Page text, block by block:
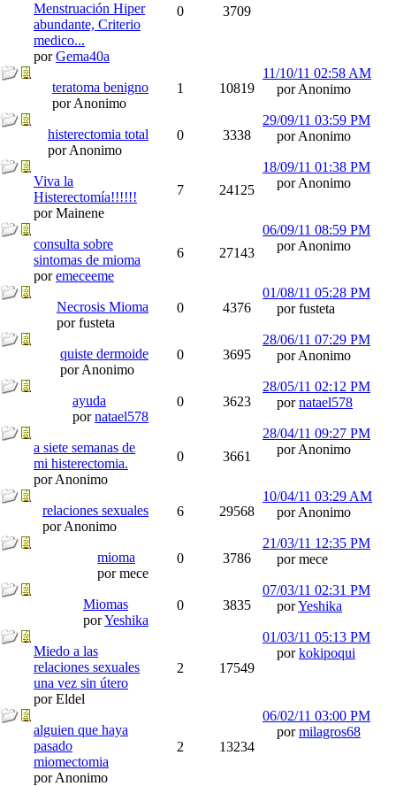
Menstruación Hiper
abundante, Criterio
medico...
porGema40a
0 3709
teratoma benigno
por Anonimo
1 10819
11/10/11 02:58 AM
por Anonimo
histerectomia total
por Anonimo
0 3338
29/09/11 03:59 PM
por Anonimo
Viva la
Histerectomía!!!!!!
por Mainene
7 24125
18/09/11 01:38 PM
por Anonimo
consulta sobre
sintomas de mioma
poremeceeme
6 27143
06/09/11 08:59 PM
por Anonimo
Necrosis Mioma
por fusteta
0 4376
01/08/11 05:28 PM
por fusteta
quiste dermoide
por Anonimo
0 3695
28/06/11 07:29 PM
por Anonimo
ayuda
pornatael578
0 3623
28/05/11 02:12 PM
pornatael578
a siete semanas de
mi histerectomia.
por Anonimo
0 3661
28/04/11 09:27 PM
por Anonimo
relaciones sexuales
por Anonimo
6 29568
10/04/11 03:29 AM
por Anonimo
mioma
por mece
0 3786
21/03/11 12:35 PM
por mece
Miomas
porYeshika
0 3835
07/03/11 02:31 PM
porYeshika
Miedo a las
relaciones sexuales
una vez sin útero
por Eldel
2 17549
01/03/11 05:13 PM
porkokipoqui
alguien que haya
pasado
miomectomia
por Anonimo
2 13234
06/02/11 03:00 PM
pormilagros68